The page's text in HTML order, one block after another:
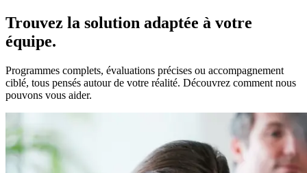
Trouvez la solution adaptée à votre
équipe.
Programmes complets, évaluations précises ou accompagnement
ciblé, tous pensés autour de votre réalité. Découvrez comment nous
pouvons vous aider.